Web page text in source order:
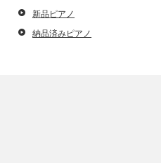
新品ピアノ
納品済みピアノ